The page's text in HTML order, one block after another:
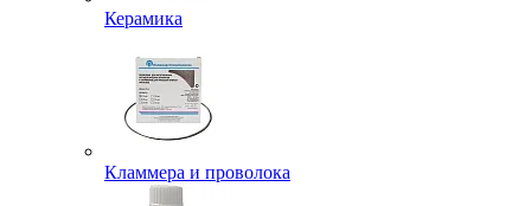
Керамика
Кламмера и проволока